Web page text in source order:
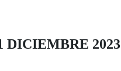
ONCE,
DICIEMBRE 2023